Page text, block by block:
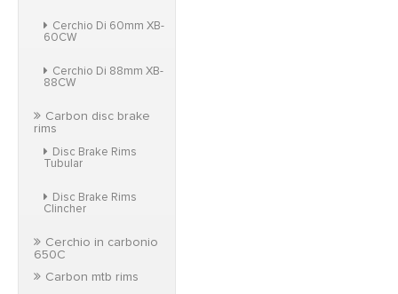
Cerchio Di 60mm XB-
60CW
Cerchio Di 88mm XB-
88CW
Carbon disc brake
rims
Disc Brake Rims
Tubular
Disc Brake Rims
Clincher
Cerchio in carbonio
650C
Carbon mtb rims